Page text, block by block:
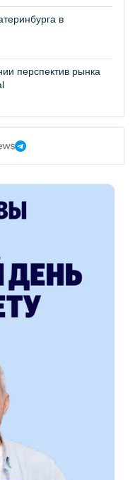
в
перспектив рынка